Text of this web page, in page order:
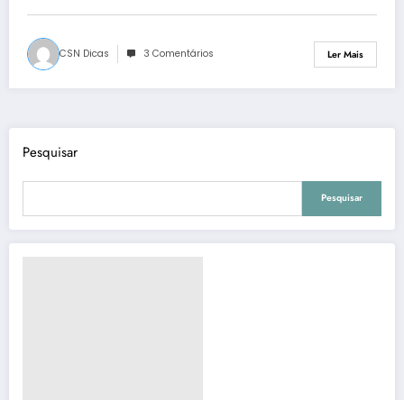
CSN Dicas 3 Comentários Ler Mais
Pesquisar
Pesquisar